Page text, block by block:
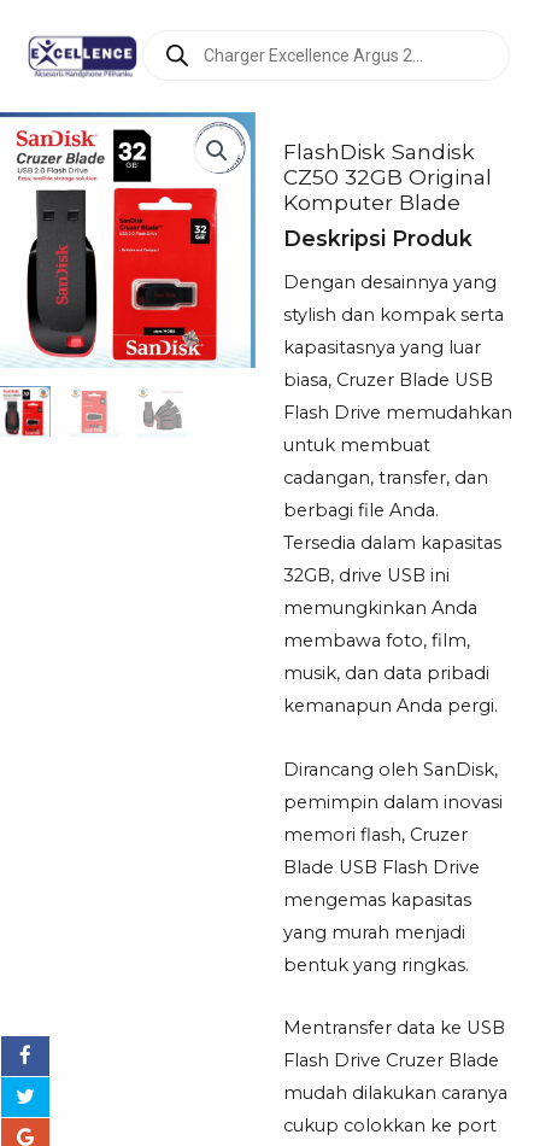
search
FlashDisk Sandisk
CZ50 32GB Original
Komputer Blade
Deskripsi Produk
Dengan desainnya yang
stylish dan kompak serta
kapasitasnya yang luar
biasa, Cruzer Blade USB
Flash Drive memudahkan
untuk membuat
cadangan, transfer, dan
berbagi file Anda.
Tersedia dalam kapasitas
32GB, drive USB ini
memungkinkan Anda
membawa foto, film,
musik, dan data pribadi
kemanapun Anda pergi.
Dirancang oleh SanDisk,
pemimpin dalam inovasi
memori flash, Cruzer
Blade USB Flash Drive
mengemas kapasitas
yang murah menjadi
bentuk yang ringkas.
Mentransfer data ke USB
Flash Drive Cruzer Blade
mudah dilakukan caranya
cukup colokkan ke port